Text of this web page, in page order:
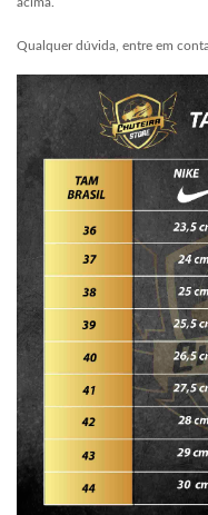
Qualquer dúvida, entre em